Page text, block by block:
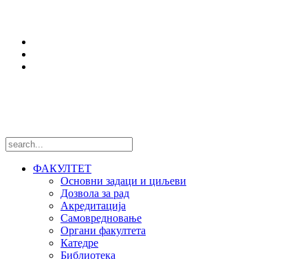
ФАКУЛТЕТ
Основни задаци и циљеви
Дозвола за рад
Акредитација
Самовредновање
Органи факултета
Катедре
Библиотека